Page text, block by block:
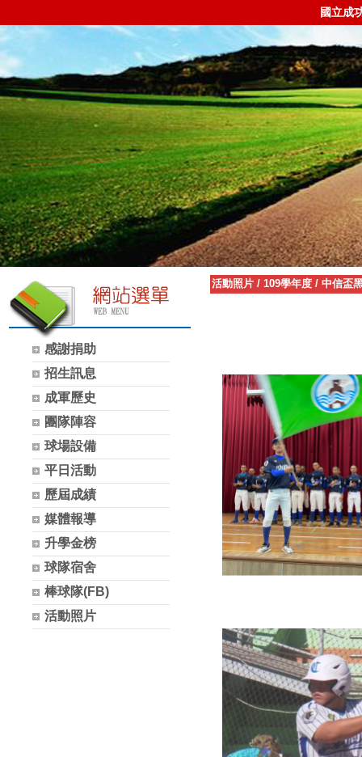
國立成
感謝捐助
招生訊息
成軍歷史
團隊陣容
球場設備
平日活動
歷屆成績
媒體報導
升學金榜
球隊宿舍
棒球隊(FB)
活動照片
活動照片 / 109學年度 / 中信盃